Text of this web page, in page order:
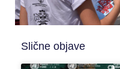
Slične objave